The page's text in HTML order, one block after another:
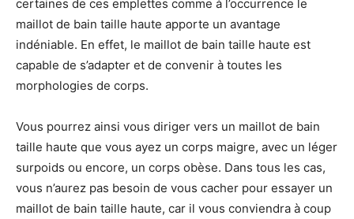
certaines de ces emplettes comme à l’occurrence le
maillot de bain taille haute apporte un avantage
indéniable. En effet, le maillot de bain taille haute est
capable de s’adapter et de convenir à toutes les
morphologies de corps.
Vous pourrez ainsi vous diriger vers un maillot de bain
taille haute que vous ayez un corps maigre, avec un léger
surpoids ou encore, un corps obèse. Dans tous les cas,
vous n’aurez pas besoin de vous cacher pour essayer un
maillot de bain taille haute, car il vous conviendra à coup